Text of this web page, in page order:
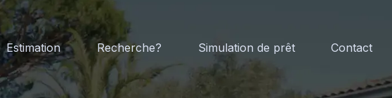
Estimation Recherche? Simulation de prêt Contact